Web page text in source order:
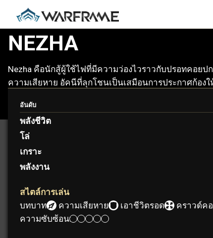
NEZHA
Nezha คือนักสู้ผู้ใช้ไฟที่มีความว่องไวราวกับปรอทคอย
ความเสียหาย อัคนีที่ลุกโชนเป็นเสมือนการประกาศก้อง
อันดับ
พลังชีวิต
โล่
เกราะ
พลังงาน
สไตล์การเล่น
บทบาท:
ความเสียหาย เอาชีวิตรอด
คราวด์ค
ความซับซ้อน: